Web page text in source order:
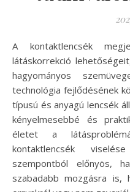
A kontaktlencsék megjelenése forradalmasította a
látáskorrekció
hagyományos
technológia fejlődésének
típusú és anyagú lencsék
kényelmesebbé és
életet a
kontaktlencsék
szempontból előnyös,
szabadabb mozgásra is,